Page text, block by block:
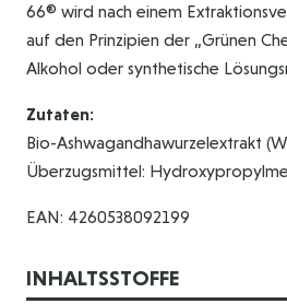
66® wird nach einem
auf den Prinzipien der „Grünen
Alkohol oder synthetische
Zutaten:
Bio-Ashwagandhawurzelextrakt
Überzugsmittel:
EAN: 4260538092199
INHALTSSTOFFE